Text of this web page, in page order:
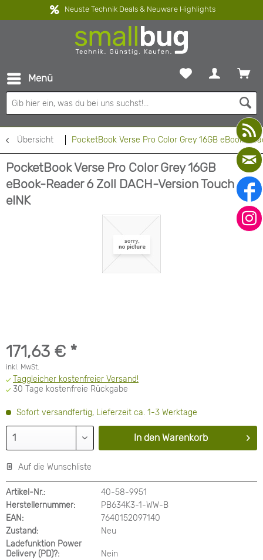
Neuste Technik Deals & Neuware Highlights
Menü
Übersicht PocketBook Verse Pro Color Grey 16GB eBook-
PocketBook Verse Pro Color Grey 16GB
eBook-Reader 6 Zoll DACH-Version Touch
eINK
171,63 € *
inkl. MwSt.
Taggleicher kostenfreier Versand!
30 Tage kostenfreie Rückgabe
Sofort versandfertig, Lieferzeit ca. 1-3 Werktage
In den Warenkorb
Auf die Wunschliste
Artikel-Nr.:
40-58-9951
Herstellernummer:
PB634K3-1-WW-B
EAN:
7640152097140
Zustand:
Neu
Ladefunktion Power
Delivery (PD)?:
Nein